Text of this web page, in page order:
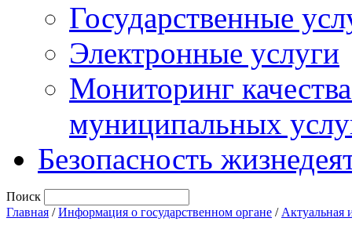
Государственные
Электронные услуги
Мониторинг
муниципальных
Безопасность
Поиск
Главная /Информация о государственном органе / Актуальная